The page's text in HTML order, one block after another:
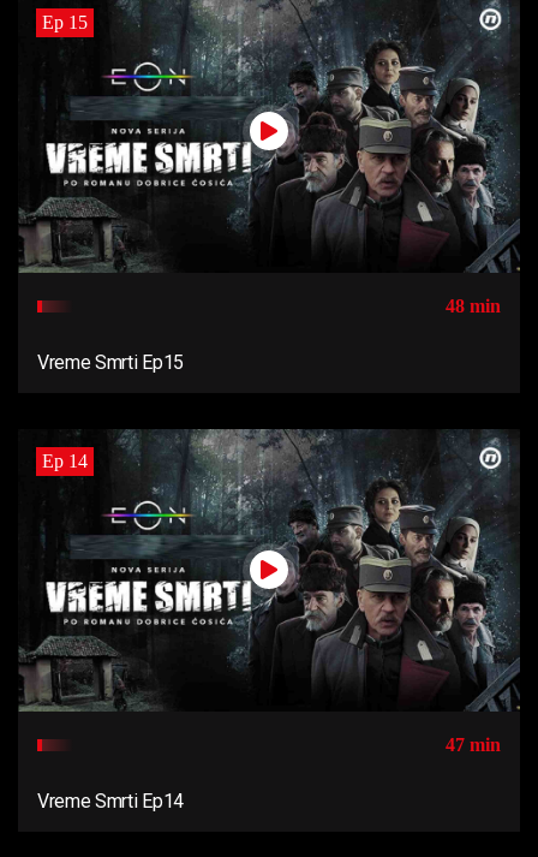
Ep 15
48 min
Vreme Smrti Ep15
Ep 14
47 min
Vreme Smrti Ep14